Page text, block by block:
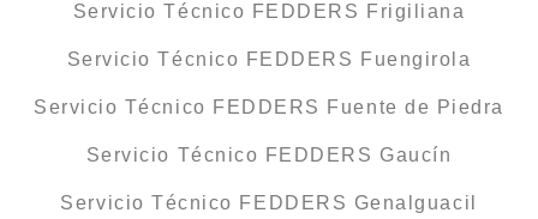
Servicio Técnico FEDDERS Frigiliana
Servicio Técnico FEDDERS Fuengirola
Servicio Técnico FEDDERS Fuente de Piedra
Servicio Técnico FEDDERS Gaucín
Servicio Técnico FEDDERS Genalguacil